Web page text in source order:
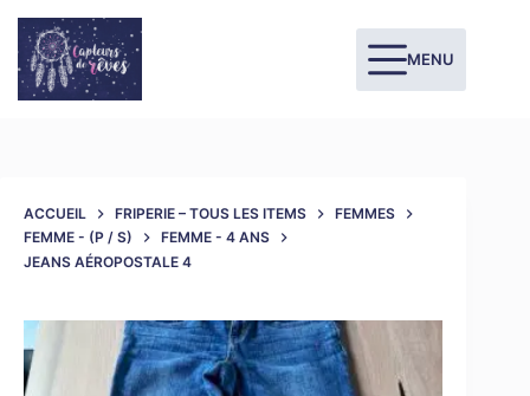
MENU
ACCUEIL FRIPERIE – TOUS LES ITEMS
FEMMES
FEMME - (P / S)
FEMME - 4 ANS
JEANS AÉROPOSTALE 4